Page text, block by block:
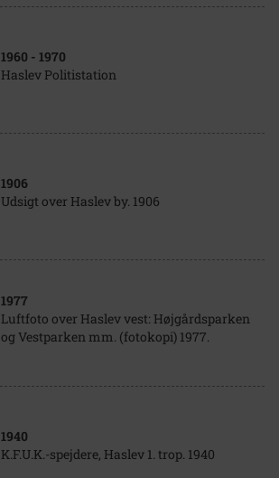
1960 - 1970
Haslev Politistation
1906
Udsigt over Haslev by. 1906
1977
Luftfoto over Haslev vest: Højgårdsparken
og Vestparken mm. (fotokopi) 1977.
1940
K.F.U.K.-spejdere, Haslev 1. trop. 1940